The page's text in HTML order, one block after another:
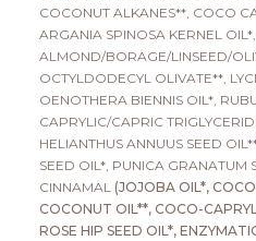
COCONUT ALKANES**, COCO
ARGANIA SPINOSA KERNEL
ALMOND/BORAGE/LINSEED/
OCTYLDODECYL OLIVATE**,
OENOTHERA BIENNIS OIL*,
CAPRYLIC/CAPRIC
HELIANTHUS ANNUUS SEED
SEED OIL*, PUNICA GRANATUM
CINNAMAL (JOJOBA OIL*,
COCONUT OIL**, COCO-
ROSE HIP SEED OIL*,